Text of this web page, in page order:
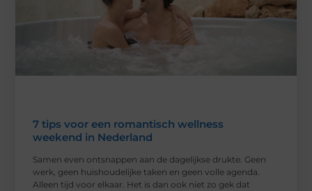
7 tips voor een romantisch wellness
weekend in Nederland
Samen even ontsnappen aan de dagelijkse drukte. Geen
werk, geen huishoudelijke taken en geen volle agenda.
Alleen tijd voor elkaar. Het is dan ook niet zo gek dat